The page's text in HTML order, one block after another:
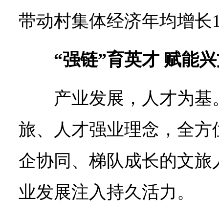
带动村集体经济年均增长
“强链”育英才 赋能
产业发展，人才为
旅、人才强业理念，全
企协同、梯队成长的文
业发展注入持久活力。